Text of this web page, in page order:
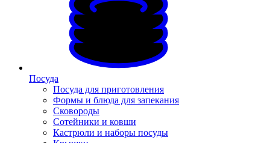
Посуда
Посуда для приготовления
Формы и блюда для запекания
Сковороды
Сотейники и ковши
Кастрюли и наборы посуды